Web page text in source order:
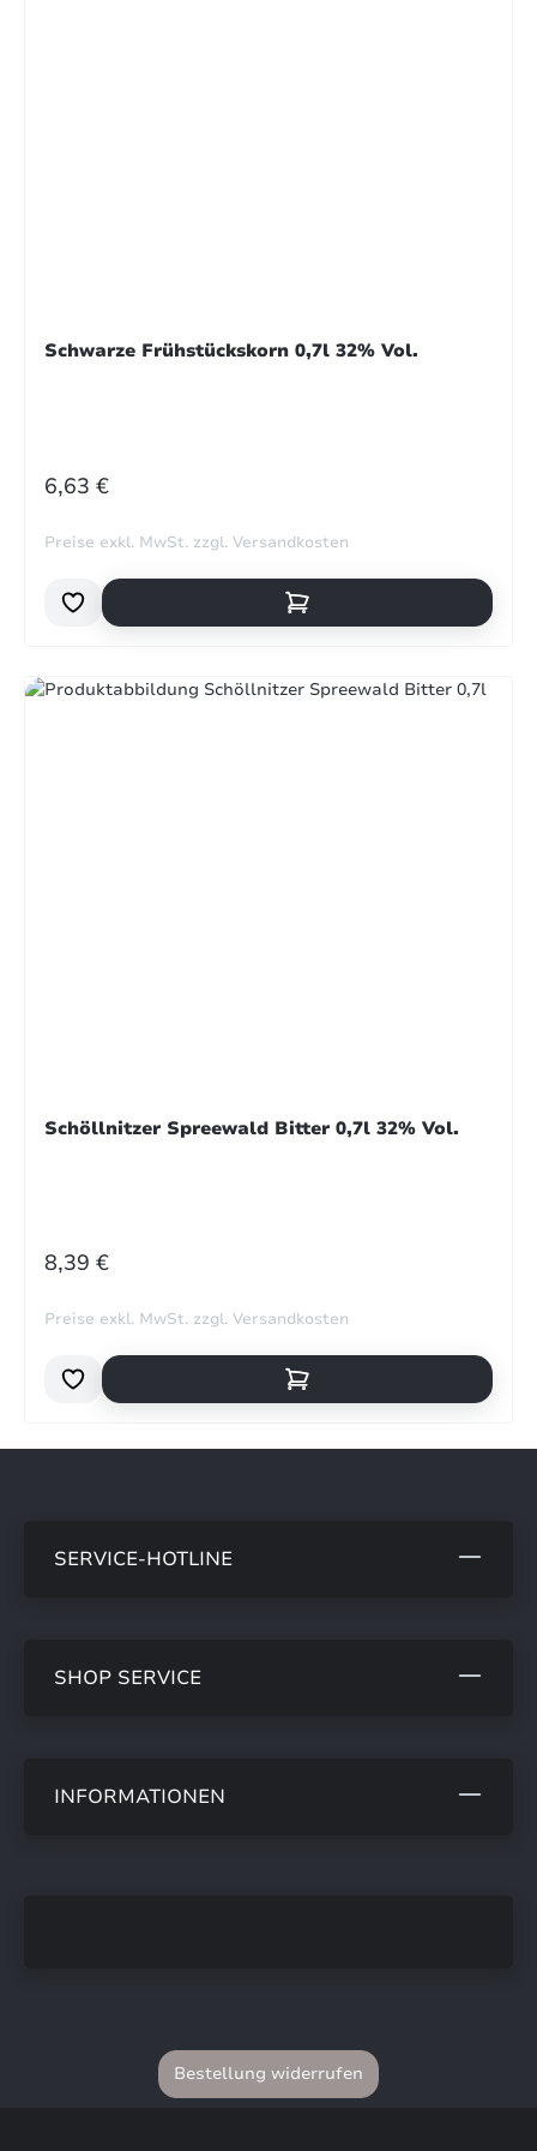
Schwarze Frühstückskorn 0,7l 32% Vol.
REGULÄRER PREIS:
6,63 €
Preise exkl. MwSt. zzgl. Versandkosten
Schöllnitzer Spreewald Bitter 0,7l 32% Vol.
REGULÄRER PREIS:
8,39 €
Preise exkl. MwSt. zzgl. Versandkosten
SERVICE-HOTLINE
SHOP SERVICE
INFORMATIONEN
Bestellung widerrufen